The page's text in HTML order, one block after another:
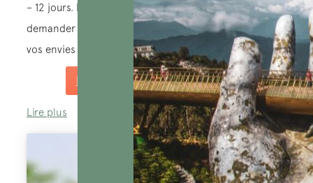
– 12 jours. N’hésitez pas à nous contacter pour
demander un devis entièrement personnalisé selon
vos envies et vos préférences.
Demandez un devis sur mesure
Lire plus